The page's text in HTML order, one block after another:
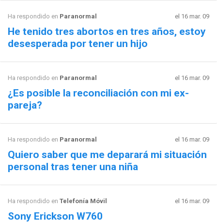
Ha respondido en Paranormal el 16 mar. 09
He tenido tres abortos en tres años, estoy
desesperada por tener un hijo
Ha respondido en Paranormal el 16 mar. 09
¿Es posible la reconciliación con mi ex-
pareja?
Ha respondido en Paranormal el 16 mar. 09
Quiero saber que me deparará mi situación
personal tras tener una niña
Ha respondido en Telefonía Móvil el 16 mar. 09
Sony Erickson W760